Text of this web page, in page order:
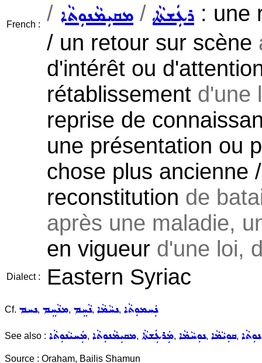
French :
/ ܡܩܝܼܡܵܢܘܼܬܵܐ / ܲܪܥܲܫܬܵܐ : une
/ un retour sur scène
d'intérêt ou
rétablissement d'une
reprise de
une présentation ou
chose plus ancienne
reconstitution de
après une maladie,
en vigueur d'une loi,
Dialect : Eastern Syriac
Cf. ܢܚܡ, ܡܢܵܚܸܡ, ܢܵܚܸܡ, ܢܚܵܡܵܐ, ܢܲܚܡܘܼܬܵܐ
See also : ܡܲܚܝܵܢܘܼܬܵܐ, ܡܩܝܼܡܵܢܘܼܬܵܐ, ܡܲܪܥܲܫܬܵܐ, ܢܘܼܚܵܡܵܐ, ܩܘܼܝܵܡܵܐ,
Source : Oraham, Bailis Shamun